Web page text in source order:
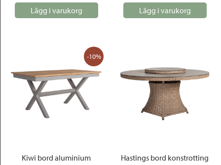
Lägg i varukorg Lägg i varukorg
-10%
Kiwi bord aluminium
Hastings bord konstrotting